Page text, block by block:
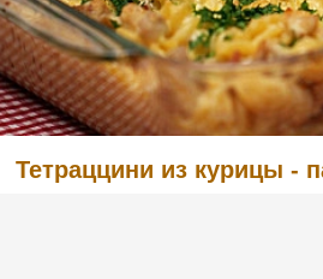
Тетраццини из курицы -